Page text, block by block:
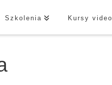
Szkolenia Kursy video